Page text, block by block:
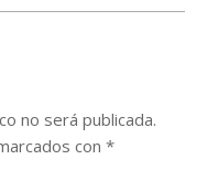
no será publicada.
con *